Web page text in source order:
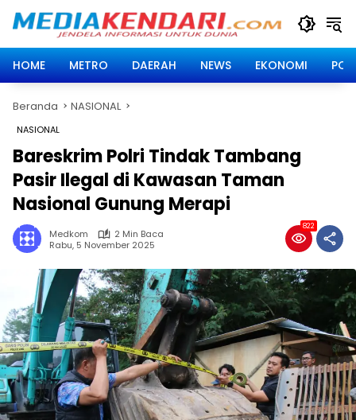
HOME
METRO DAERAH NEWS EKONOMI
Beranda NASIONAL
NASIONAL
Bareskrim Polri Tindak Tambang
Pasir Ilegal di Kawasan Taman
Nasional Gunung Merapi
Medkom
2 Min Baca
Rabu, 5 November 2025
822